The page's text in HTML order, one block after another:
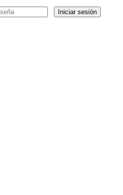
Iniciar sesión